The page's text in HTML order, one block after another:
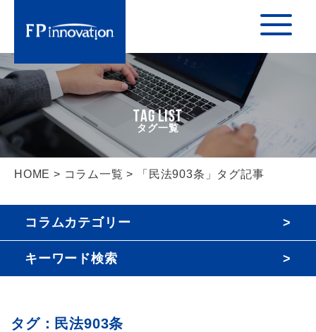
TAG LIST
HOME > コラム一覧 > 「民法903条」タグ記事
コラムカテゴリー
キーワード検索
タグ：民法903条